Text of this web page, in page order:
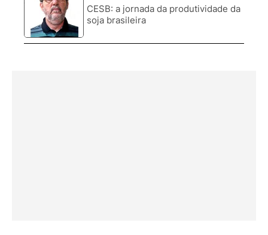
CESB: a jornada da produtividade da
soja brasileira